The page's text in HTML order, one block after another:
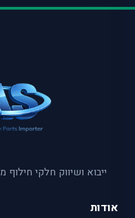
ייבוא ושיווק חלקי חילוף
אודות